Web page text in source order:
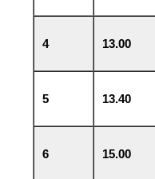
4 13.00
5 13.40
6 15.00